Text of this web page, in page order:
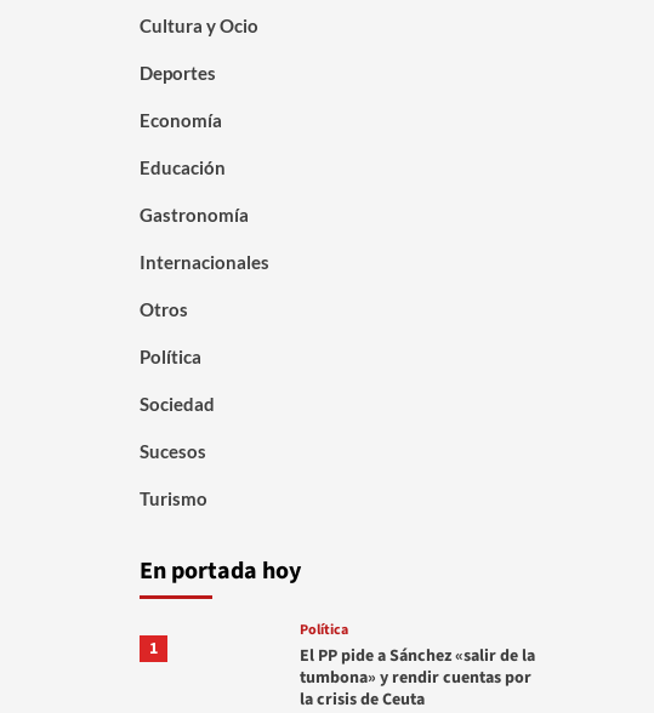
Cultura y Ocio
Deportes
Economía
Educación
Gastronomía
Internacionales
Otros
Política
Sociedad
Sucesos
Turismo
En portada hoy
1
Política
El PP pide a Sánchez «salir de la
tumbona» y rendir cuentas por
la crisis de Ceuta